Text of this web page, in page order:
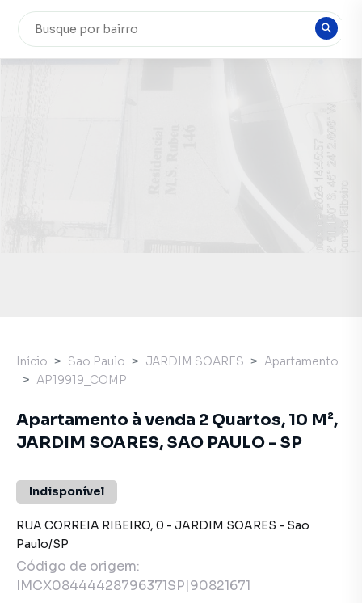
Início Sao Paulo JARDIM SOARES
Apartamento
AP19919_COMP
Apartamento à venda 2 Quartos, 10 M²,
JARDIM SOARES, SAO PAULO - SP
Indisponível
RUA CORREIA RIBEIRO, 0 - JARDIM SOARES - Sao
Paulo/SP
Código de origem:
IMCX08444428796371SP|90821671